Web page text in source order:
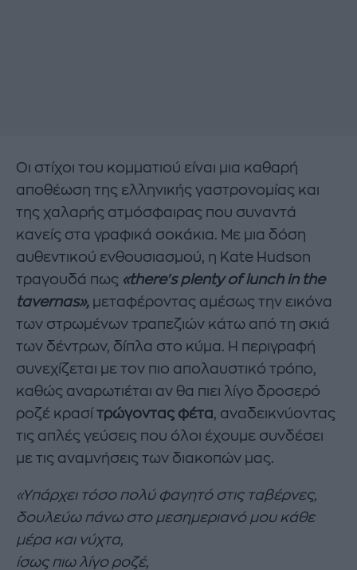
Οι στίχοι του κομματιού είναι μια καθαρή
αποθέωση της ελληνικής γαστρονομίας και
της χαλαρής ατμόσφαιρας που συναντά
κανείς στα γραφικά σοκάκια. Με μια δόση
αυθεντικού ενθουσιασμού, η Kate Hudson
τραγουδά πως «there's plenty of lunch in the
tavernas», μεταφέροντας αμέσως την εικόνα
των στρωμένων τραπεζιών κάτω από τη σκιά
των δέντρων, δίπλα στο κύμα. Η περιγραφή
συνεχίζεται με τον πιο απολαυστικό τρόπο,
καθώς αναρωτιέται αν θα πιει λίγο δροσερό
ροζέ κρασί τρώγοντας φέτα, αναδεικνύοντας
τις απλές γεύσεις που όλοι έχουμε συνδέσει
με τις αναμνήσεις των διακοπών μας.
«Υπάρχει τόσο πολύ φαγητό στις ταβέρνες,
δουλεύω πάνω στο μεσημεριανό μου κάθε
μέρα και νύχτα,
ίσως πιω λίγο ροζέ,